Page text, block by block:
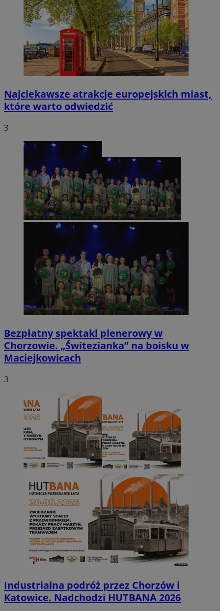
Najciekawsze atrakcje europejskich miast,
które warto odwiedzić
3
Bezpłatny spektakl plenerowy w
Chorzowie. „Świtezianka” na boisku w
Maciejkowicach
3
Industrialna podróż przez Chorzów i
Katowice. Nadchodzi HUTBANA 2026